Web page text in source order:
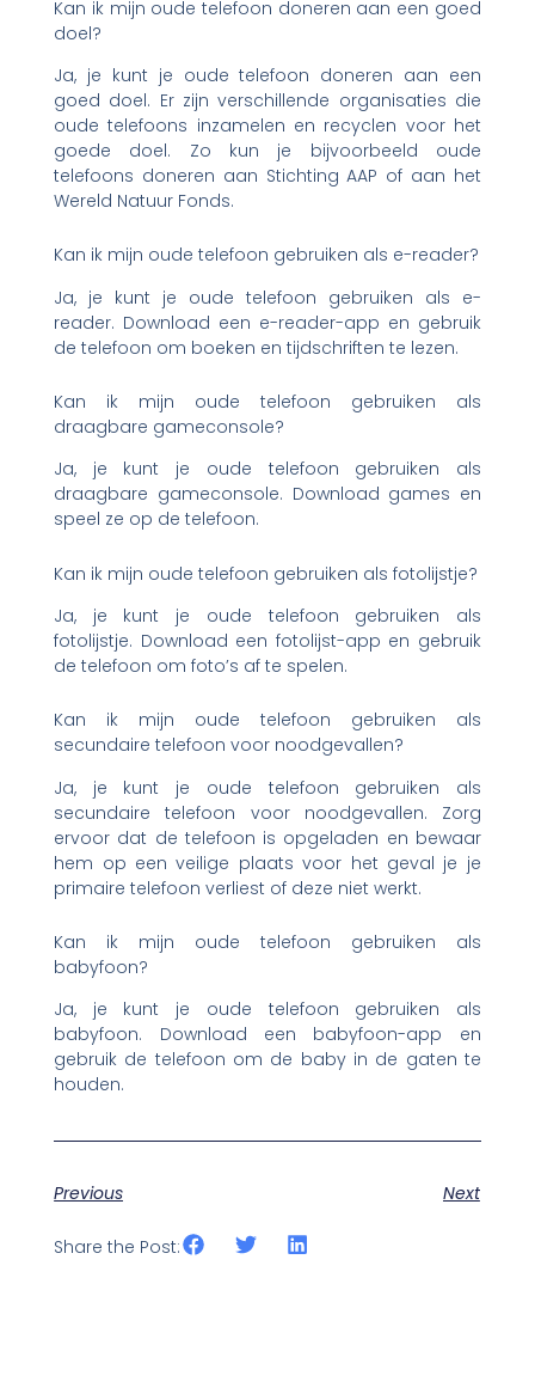
Kan ik mijn oude telefoon doneren aan een goed
doel?
Ja, je kunt je oude telefoon doneren aan een
goed doel. Er zijn verschillende organisaties die
oude telefoons inzamelen en recyclen voor het
goede doel. Zo kun je bijvoorbeeld oude
telefoons doneren aan Stichting AAP of aan het
Wereld Natuur Fonds.
Kan ik mijn oude telefoon gebruiken als e-reader?
Ja, je kunt je oude telefoon gebruiken als e-
reader. Download een e-reader-app en gebruik
de telefoon om boeken en tijdschriften te lezen.
Kan ik mijn oude telefoon gebruiken als
draagbare gameconsole?
Ja, je kunt je oude telefoon gebruiken als
draagbare gameconsole. Download games en
speel ze op de telefoon.
Kan ik mijn oude telefoon gebruiken als fotolijstje?
Ja, je kunt je oude telefoon gebruiken als
fotolijstje. Download een fotolijst-app en gebruik
de telefoon om foto’s af te spelen.
Kan ik mijn oude telefoon gebruiken als
secundaire telefoon voor noodgevallen?
Ja, je kunt je oude telefoon gebruiken als
secundaire telefoon voor noodgevallen. Zorg
ervoor dat de telefoon is opgeladen en bewaar
hem op een veilige plaats voor het geval je je
primaire telefoon verliest of deze niet werkt.
Kan ik mijn oude telefoon gebruiken als
babyfoon?
Ja, je kunt je oude telefoon gebruiken als
babyfoon. Download een babyfoon-app en
gebruik de telefoon om de baby in de gaten te
houden.
Previous Next
Share the Post: